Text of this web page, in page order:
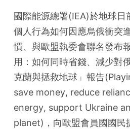
國際能源總署(IEA)於地球
個人行為如何因應烏俄衝突
慣、與歐盟執委會聯名發布
用：如何同時省錢、減少對
克蘭與拯救地球」報告
save money, reduce
energy, support Ukraine
planet)，向歐盟會員國國民